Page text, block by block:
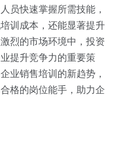
员快速掌握所需技能，
训成本，还能显著提升
烈的市场环境中，投资
提升竞争力的重要策
业销售培训的新趋势，
格的岗位能手，助力企